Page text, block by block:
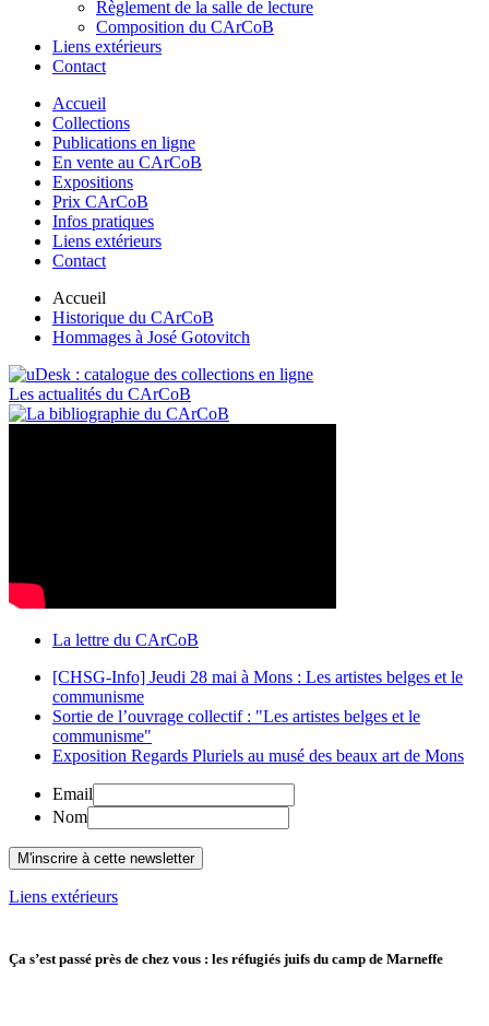
Règlement de la salle de lecture
Composition du CArCoB
Liens extérieurs
Contact
Accueil
Collections
Publications en ligne
En vente au CArCoB
Expositions
Prix CArCoB
Infos pratiques
Liens extérieurs
Contact
Accueil
Historique du CArCoB
Hommages à José Gotovitch
Les actualités du CArCoB
La lettre du CArCoB
[CHSG-Info] Jeudi 28 mai à Mons : Les artistes belges et le
communisme
Sortie de l’ouvrage collectif : "Les artistes belges et le
communisme"
Exposition Regards Pluriels au musé des beaux art de Mons
Email
Nom
Liens extérieurs
Ça s’est passé près de chez vous : les réfugiés juifs du camp de Marneffe